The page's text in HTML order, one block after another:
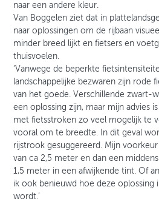
naar een andere kleur.
Van Boggelen ziet dat in
naar oplossingen om de rijbaan
minder breed lijkt en fietsers en
thuisvoelen.
‘Vanwege de beperkte
landschappelijke bezwaren zijn rode
van het goede. Verschillende zwart-
een oplossing zijn, maar mijn advies
met fietsstroken zo veel mogelijk te
vooral om te breedte. In dit geval
rijstrook gesuggereerd. Mijn
van ca 2,5 meter en dan een
1,5 meter in een afwijkende tint. Of
ik ook benieuwd hoe deze oplossing
wordt.’